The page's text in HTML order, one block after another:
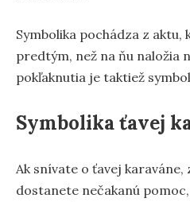
Symbolika pochádza z aktu,
predtým, než na ňu naložia
pokľaknutia je taktiež
Symbolika ťavej
Ak snívate o ťavej karaváne,
dostanete nečakanú